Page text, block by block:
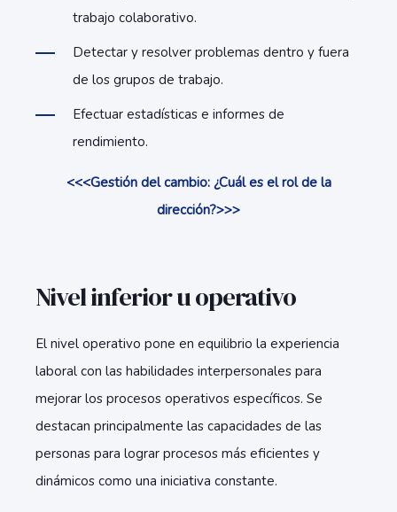
trabajo colaborativo.
Detectar y resolver problemas dentro y fuera
de los grupos de trabajo.
Efectuar estadísticas e informes de
rendimiento.
<<<Gestión del cambio: ¿Cuál es el rol de la
dirección?>>>
Nivel inferior u operativo
El nivel operativo pone en equilibrio la experiencia
laboral con las habilidades interpersonales para
mejorar los procesos operativos específicos. Se
destacan principalmente las capacidades de las
personas para lograr procesos más eficientes y
dinámicos como una iniciativa constante.